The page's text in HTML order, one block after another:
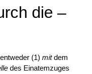
die –
(1) mitdem
des Einatemzuges